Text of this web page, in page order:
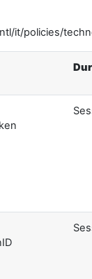
it/policies/